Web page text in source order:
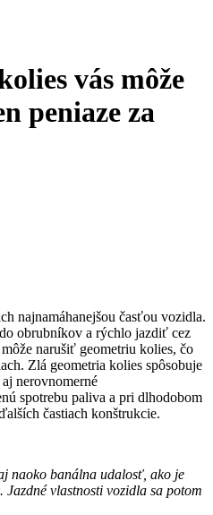
vás môže
peniaze za
najnamáhanejšou časťou vozidla.
obrubníkov a rýchlo jazdiť cez
narušiť geometriu kolies, čo
Zlá geometria kolies spôsobuje
nerovnomerné
spotrebu paliva a pri dlhodobom
častiach konštrukcie.
naoko banálna udalosť, ako je
vlastnosti vozidla sa potom